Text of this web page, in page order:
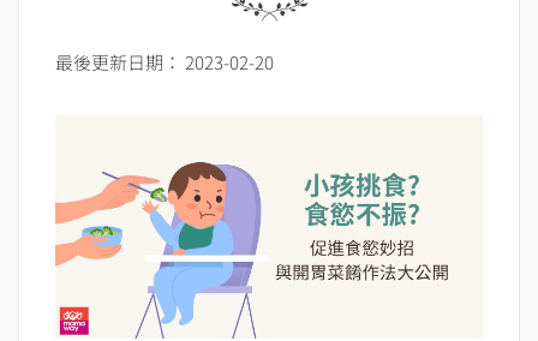
最後更新日期： 2023-02-20